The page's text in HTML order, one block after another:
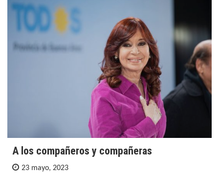
A los compañeros y compañeras
23 mayo, 2023